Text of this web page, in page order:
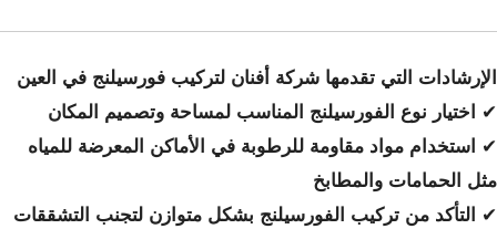
الإرشادات التي تقدمها شركة أفنان لتركيب فورسيلنج في العين
✔
اختيار نوع الفورسيلنج المناسب لمساحة وتصميم المكان
✔
استخدام مواد مقاومة للرطوبة في الأماكن المعرضة للمياه
مثل الحمامات والمطابخ
✔
التأكد من تركيب الفورسيلنج بشكل متوازن لتجنب التشققات